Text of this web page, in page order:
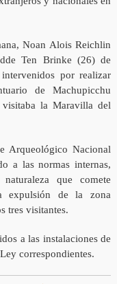
Noan Alois Reichlin
Ten Brinke (26) de
por realizar
de Machupicchu
la Maravilla del
Arqueológico Nacional
a las normas internas,
que comete
expulsión de la zona
tres visitantes.
a las instalaciones de
correspondientes.